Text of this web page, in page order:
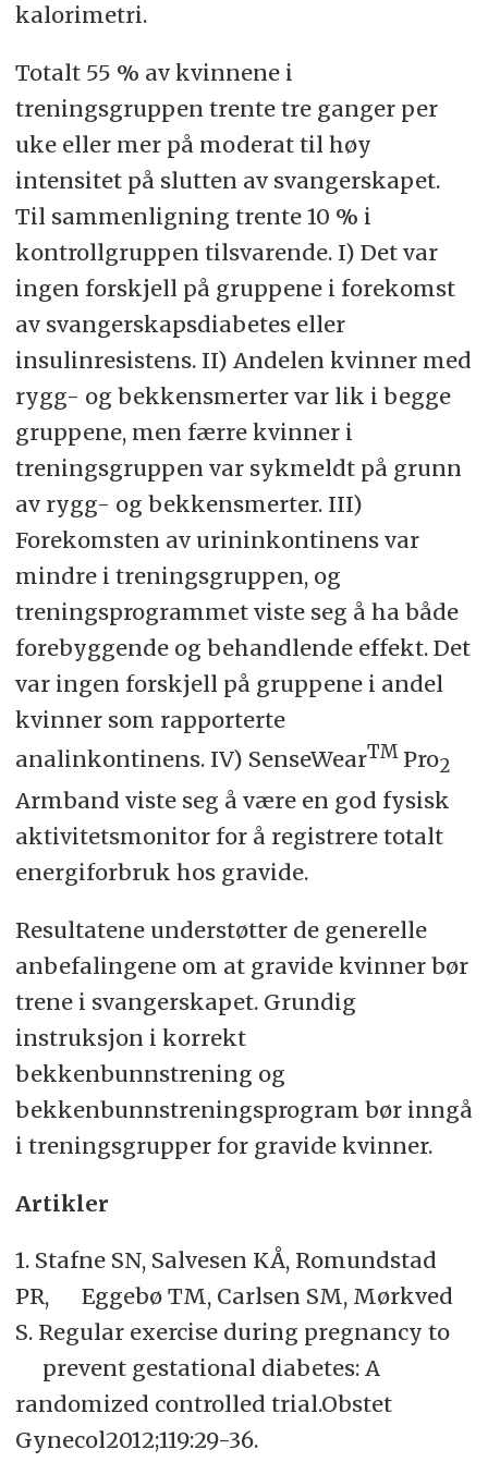
kalorimetri.
Totalt 55 % av kvinnene i
treningsgruppen trente tre ganger per
uke eller mer på moderat til høy
intensitet på slutten av svangerskapet.
Til sammenligning trente 10 % i
kontrollgruppen tilsvarende. I) Det var
ingen forskjell på gruppene i forekomst
av svangerskapsdiabetes eller
insulinresistens. II) Andelen kvinner med
rygg- og bekkensmerter var lik i begge
gruppene, men færre kvinner i
treningsgruppen var sykmeldt på grunn
av rygg- og bekkensmerter. III)
Forekomsten av urininkontinens var
mindre i treningsgruppen, og
treningsprogrammet viste seg å ha både
forebyggende og behandlende effekt. Det
var ingen forskjell på gruppene i andel
kvinner som rapporterte
analinkontinens. IV) SenseWearTMPro2
Armband viste seg å være en god fysisk
aktivitetsmonitor for å registrere totalt
energiforbruk hos gravide.
Resultatene understøtter de generelle
anbefalingene om at gravide kvinner bør
trene i svangerskapet. Grundig
instruksjon i korrekt
bekkenbunnstrening og
bekkenbunnstreningsprogram bør inngå
i treningsgrupper for gravide kvinner.
Artikler
1. Stafne SN, Salvesen KÅ, Romundstad
PR, Eggebø TM, Carlsen SM, Mørkved
S. Regular exercise during pregnancy to
prevent gestational diabetes: A
randomized controlled trial.Obstet
Gynecol2012;119:29-36.